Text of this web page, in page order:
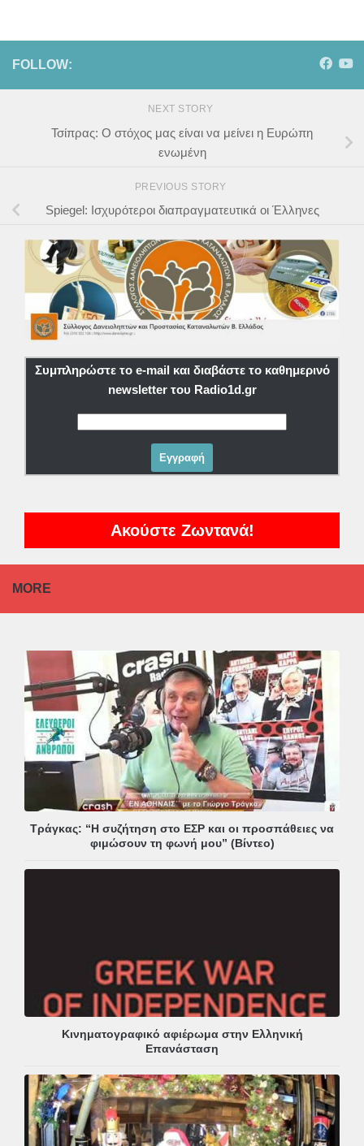
FOLLOW:
NEXT STORY
Τσίπρας: Ο στόχος μας είναι να μείνει η Ευρώπη
ενωμένη
PREVIOUS STORY
Spiegel: Ισχυρότεροι διαπραγματευτικά οι Έλληνες
Συμπληρώστε το e-mail και διαβάστε το καθημερινό
newsletter του Radio1d.gr
Ακούστε Ζωντανά!
MORE
Τράγκας: “Η συζήτηση στο ΕΣΡ και οι προσπάθειες να
φιμώσουν τη φωνή μου” (Βίντεο)
Κινηματογραφικό αφιέρωμα στην Ελληνική
Επανάσταση